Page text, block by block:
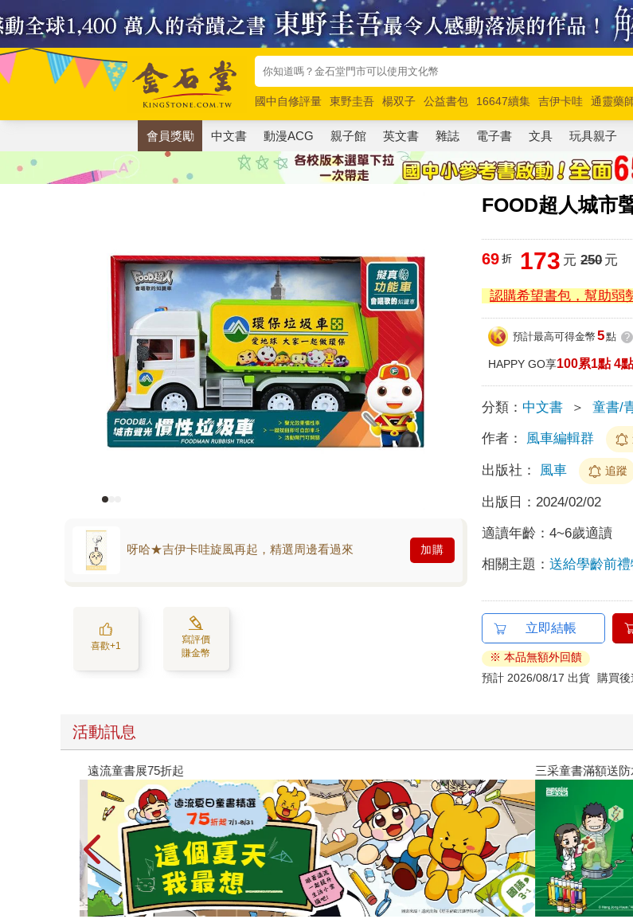
國中自修評量 東野圭吾 楊双子 公益書包 16647續集 吉伊卡哇
通靈藥
唯紅花綻放
奧德賽 路邊攤新作 馬斯克 玩具總動員5 超慢跑
會員獎勵 中文書 動漫ACG 親子館 英文書 雜誌 電子書 文具 玩具親子
FOOD超人城市
呀哈★吉伊卡哇旋風再起，精選周邊看過來 加購
喜歡+1
寫評價
賺金幣
69 折 173 元 250元
認購希望書包，幫助弱
預計最高可得金幣 5點 ?
HAPPY GO享100累1點 4
分類： 中文書 ＞ 童書/
作者： 風車編輯群
出版社： 風車 追蹤
出版日： 2024/02/02
適讀年齡：4~6歲適讀
相關主題：送給學齡前
立即結帳
※ 本品無額外回饋
預計 2026/08/17 出貨
購買
活動訊息
遠流童書展75折起 三采童書滿額送